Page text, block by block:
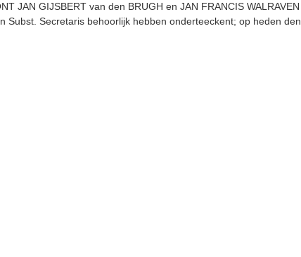
JAN GIJSBERT van den BRUGH en JAN FRANCIS
Subst. Secretaris behoorlijk hebben onder­teeckent; op heden